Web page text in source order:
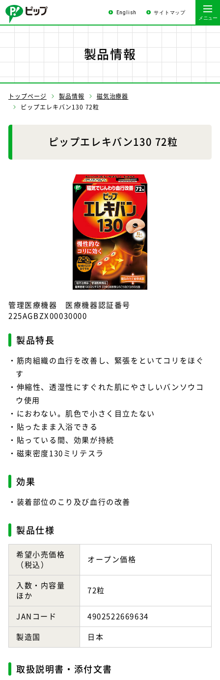
English サイトマップ
製品情報
トップページ 製品情報
磁気治療器
ピップエレキバン130 72粒
ピップエレキバン130 72粒
管理医療機器 医療機器認証番号
225AGBZX00030000
製品特長
筋肉組織の血行を改善し、緊張をといてコリをほぐ
す
伸縮性、透湿性にすぐれた肌にやさしいバンソウコ
ウ使用
におわない。肌色で小さく目立たない
貼ったまま入浴できる
貼っている間、効果が持続
磁束密度130ミリテスラ
効果
装着部位のこり及び血行の改善
製品仕様
希望小売価格
（税込）
オープン価格
入数・内容量
ほか
72粒
JANコード
4902522669634
製造国
日本
取扱説明書・添付文書